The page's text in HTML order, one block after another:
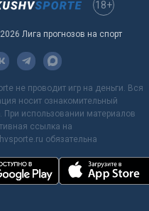
18+
Лига прогнозов на спорт
не проводит игр на деньги. Вся
носит ознакомительный
При использовании материалов
ссылка на
обязательна